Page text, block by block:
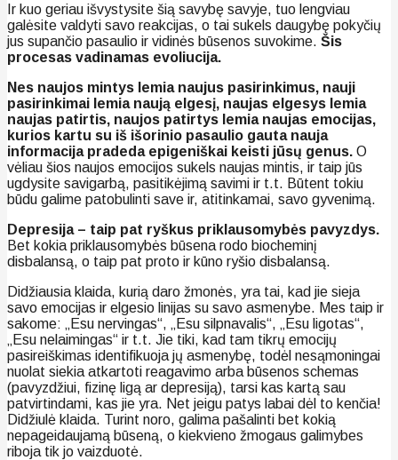
Ir kuo geriau išvystysite šią savybę savyje, tuo lengviau
galėsite valdyti savo reakcijas, o tai sukels daugybę pokyčių
jus supančio pasaulio ir vidinės būsenos suvokime. Šis
procesas vadinamas evoliucija.
Nes naujos mintys lemia naujus pasirinkimus, nauji
pasirinkimai lemia naują elgesį, naujas elgesys lemia
naujas patirtis, naujos patirtys lemia naujas emocijas,
kurios kartu su iš išorinio pasaulio gauta nauja
informacija pradeda epigeniškai keisti jūsų genus. O
vėliau šios naujos emocijos sukels naujas mintis, ir taip jūs
ugdysite savigarbą, pasitikėjimą savimi ir t.t. Būtent tokiu
būdu galime patobulinti save ir, atitinkamai, savo gyvenimą.
Depresija – taip pat ryškus priklausomybės pavyzdys.
Bet kokia priklausomybės būsena rodo biocheminį
disbalansą, o taip pat proto ir kūno ryšio disbalansą.
Didžiausia klaida, kurią daro žmonės, yra tai, kad jie sieja
savo emocijas ir elgesio linijas su savo asmenybe. Mes taip ir
sakome: „Esu nervingas“, „Esu silpnavalis“, „Esu ligotas“,
„Esu nelaimingas“ ir t.t. Jie tiki, kad tam tikrų emocijų
pasireiškimas identifikuoja jų asmenybę, todėl nesąmoningai
nuolat siekia atkartoti reagavimo arba būsenos schemas
(pavyzdžiui, fizinę ligą ar depresiją), tarsi kas kartą sau
patvirtindami, kas jie yra. Net jeigu patys labai dėl to kenčia!
Didžiulė klaida. Turint noro, galima pašalinti bet kokią
nepageidaujamą būseną, o kiekvieno žmogaus galimybes
riboja tik jo vaizduotė.